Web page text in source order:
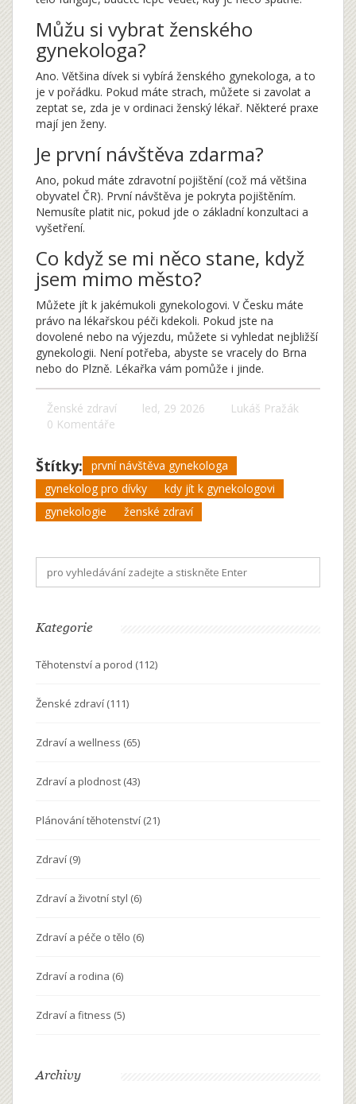
Můžu si vybrat ženského
gynekologa?
Ano. Většina dívek si vybírá ženského gynekologa, a to
je v pořádku. Pokud máte strach, můžete si zavolat a
zeptat se, zda je v ordinaci ženský lékař. Některé praxe
mají jen ženy.
Je první návštěva zdarma?
Ano, pokud máte zdravotní pojištění (což má většina
obyvatel ČR). První návštěva je pokryta pojištěním.
Nemusíte platit nic, pokud jde o základní konzultaci a
vyšetření.
Co když se mi něco stane, když
jsem mimo město?
Můžete jít k jakémukoli gynekologovi. V Česku máte
právo na lékařskou péči kdekoli. Pokud jste na
dovolené nebo na výjezdu, můžete si vyhledat nejbližší
gynekologii. Není potřeba, abyste se vracely do Brna
nebo do Plzně. Lékařka vám pomůže i jinde.
Ženské zdraví led, 29 2026
Lukáš Pražák
0 Komentáře
Štítky:
první návštěva gynekologa
gynekolog pro dívky
kdy jít k gynekologovi
gynekologie
ženské zdraví
Kategorie
Těhotenství a porod (112)
Ženské zdraví (111)
Zdraví a wellness (65)
Zdraví a plodnost (43)
Plánování těhotenství (21)
Zdraví (9)
Zdraví a životní styl (6)
Zdraví a péče o tělo (6)
Zdraví a rodina (6)
Zdraví a fitness (5)
Archivy